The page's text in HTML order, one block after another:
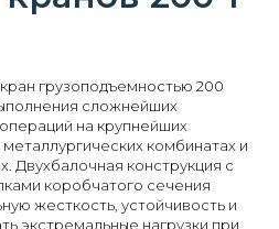
грузоподъемностью 200
сложнейших
на крупнейших
комбинатах и
Двухбалочная конструкция с
коробчатого сечения
жесткость, устойчивость и
экстремальные нагрузки при